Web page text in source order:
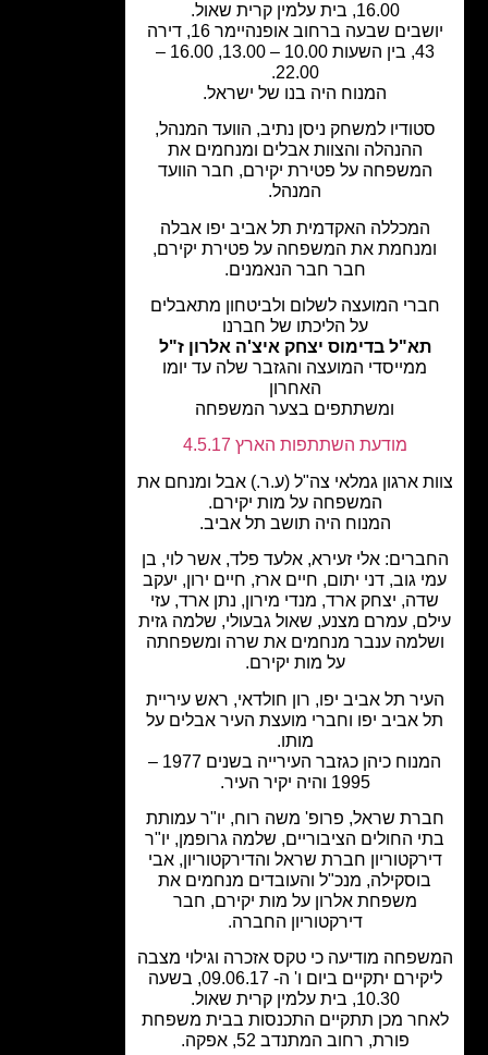
יושבים שבעה ברחוב אופנהיימר 16, דירה
43, בין השעות 10.00 – 13.00, 16.00 –
המנוח היה בנו של ישראל.
למשחק ניסן נתיב, הוועד המנהל,
ההנהלה והצוות אבלים ומנחמים את
המשפחה על פטירת יקירם, חבר הוועד
המכללה האקדמית תל אביב יפו אבלה
את המשפחה על פטירת יקירם,
חבר חבר הנאמנים.
המועצה לשלום ולביטחון מתאבלים
על הליכתו של חברנו
תא"ל בדימוס יצחק איצ'ה אלרון ז"ל
ממייסדי המועצה והגזבר שלה עד יומו
ומשתתפים בצער המשפחה
מודעת השתתפות הארץ 4.5.17
ארגון גמלאי צה"ל (ע.ר.) אבל ומנחם את
המשפחה על מות יקירם.
המנוח היה תושב תל אביב.
אלי זעירא, אלעד פלד, אשר לוי, בן
גוב, דני יתום, חיים ארז, חיים ירון, יעקב
יצחק ארד, מנדי מירון, נתן ארד, עזי
עמרם מצנע, שאול גבעולי, שלמה גזית
ענבר מנחמים את שרה ומשפחתה
על מות יקירם.
תל אביב יפו, רון חולדאי, ראש עיריית
אביב יפו וחברי מועצת העיר אבלים על
המנוח כיהן כגזבר העירייה בשנים 1977 –
שראל, פרופ' משה רוח, יו"ר עמותת
החולים הציבוריים, שלמה גרופמן, יו"ר
חברת שראל והדירקטוריון, אבי
בוסקילה, מנכ"ל והעובדים מנחמים את
משפחת אלרון על מות יקירם, חבר
דירקטוריון החברה.
מודיעה כי טקס אזכרה וגילוי מצבה
ליקירם יתקיים ביום ו' ה- 09.06.17, בשעה
מכן תתקיים התכנסות בבית משפחת
פורת, רחוב המתנדב 52, אפקה.